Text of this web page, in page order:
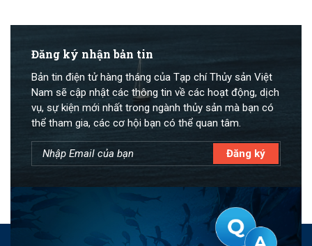
Đăng ký nhận bản tin
Bản tin điện tử hàng tháng của Tạp chí Thủy sản Việt
Nam sẽ cập nhật các thông tin về các hoạt động, dịch
vụ, sự kiện mới nhất trong ngành thủy sản mà bạn có
thể tham gia, các cơ hội bạn có thể quan tâm.